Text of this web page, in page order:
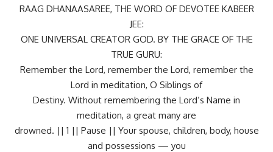
RAAG DHANAASAREE, THE WORD OF DEVOTEE KABEER
JEE:
ONE UNIVERSAL CREATOR GOD. BY THE GRACE OF THE
TRUE GURU:
Remember the Lord, remember the Lord, remember the
Lord in meditation, O Siblings of
Destiny. Without remembering the Lord’s Name in
meditation, a great many are
drowned. || 1 || Pause || Your spouse, children, body, house
and possessions — you